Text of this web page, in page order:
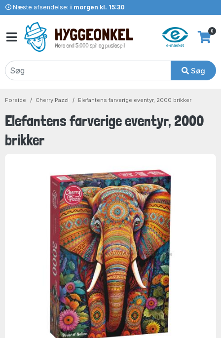
Næste afsendelse: i morgen kl. 15:30
Søg
0
Forside Cherry Pazzi Elefantens farverige eventyr, 2000 brikker
Elefantens farverige eventyr, 2000
brikker